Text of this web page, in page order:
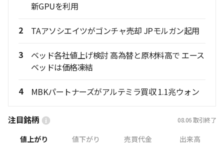
新GPUを利用
2 TAアソシエイツがゴンチャ売却 JPモルガン起用
3
ベッド各社値上げ検討 高為替と原材料高で エース
ベッドは価格凍結
4 MBKパートナーズがアルテミラ買収 1.1兆ウォン
注目銘柄 08.06 取引終了
値上がり 値下がり 売買代金 出来高